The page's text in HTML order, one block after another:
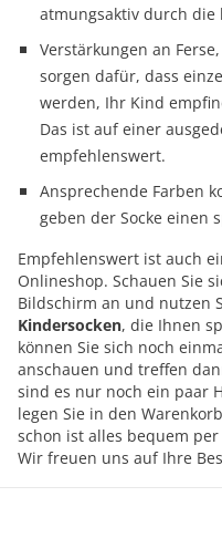
atmungsaktiv durch die
Verstärkungen an
sorgen dafür, dass
werden, Ihr Kind
Das ist auf einer
empfehlenswert.
Ansprechende Farben
geben der Socke einen
Empfehlenswert ist auch
Onlineshop. Schauen Sie
Bildschirm an und nutzen
Kindersocken, die Ihnen
können Sie sich noch
anschauen und treffen
sind es nur noch ein paar
legen Sie in den
schon ist alles bequem
Wir freuen uns auf Ihre